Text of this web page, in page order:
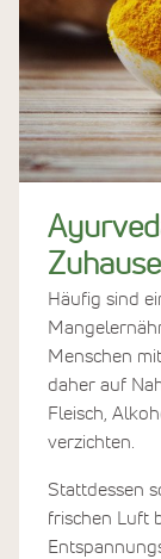
Zuhause
Häufig sind
Menschen
daher auf
Fleisch,
verzichten.
Stattdessen
frischen Luft